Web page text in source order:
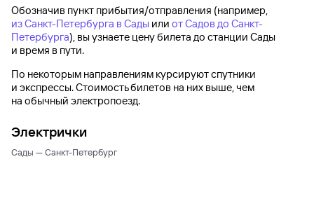
Обозначив пункт прибытия/отправления (например,
из Санкт-Петербурга в Сады или от Садов до Санкт-
Петербурга), вы узнаете цену билета до станции Сады
и время в пути.
По некоторым направлениям курсируют спутники
и экспрессы. Стоимость билетов на них выше, чем
на обычный электропоезд.
Электрички
Сады — Санкт-Петербург